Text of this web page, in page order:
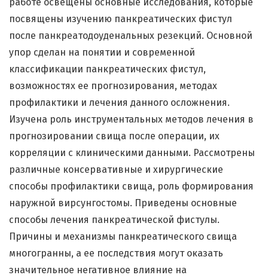
работе освещены основные исследования, которые
посвящены изучению панкреатических фистул
после панкреатодоуденальных резекций. Основной
упор сделан на понятии и современной
классификации панкреатических фистул,
возможностях ее прогнозирования, методах
профилактики и лечения данного осложнения.
Изучена роль инструментальных методов лечения в
прогнозировании свища после операции, их
корреляции с клиническими данными. Рассмотрены
различные консервативные и хирургические
способы профилактики свища, роль формирования
наружной вирсунгостомы. Приведены основные
способы лечения панкреатической фистулы.
Причины и механизмы панкреатического свища
многогранны, а ее последствия могут оказать
значительное негативное влияние на